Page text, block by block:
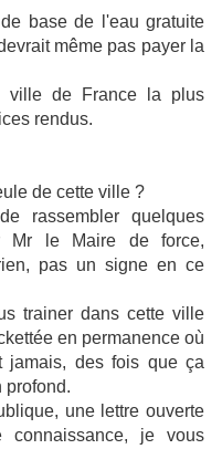
base de l'eau gratuite
même pas payer la
ville de France la plus
rendus.
de cette ville ?
rassembler quelques
Mr le Maire de force,
pas un signe en ce
trainer dans cette ville
en permanence où
jamais, des fois que ça
profond.
une lettre ouverte
connaissance, je vous